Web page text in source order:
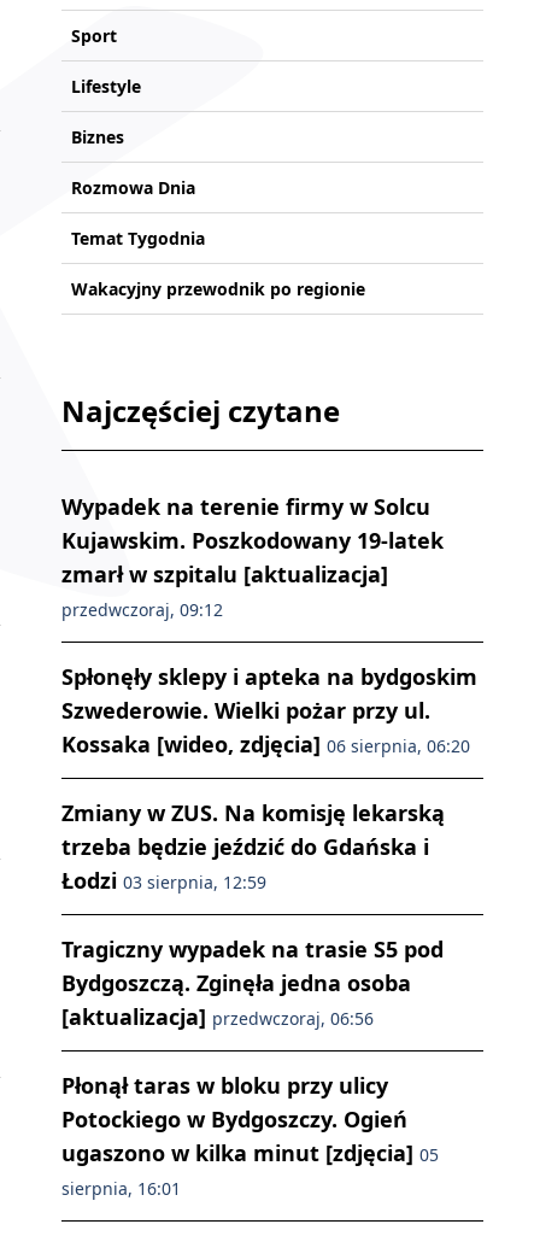
Sport
Lifestyle
Biznes
Rozmowa Dnia
Temat Tygodnia
Wakacyjny przewodnik po regionie
Najczęściej czytane
Wypadek na terenie firmy w Solcu
Kujawskim. Poszkodowany 19-latek
zmarł w szpitalu [aktualizacja]
przedwczoraj, 09:12
Spłonęły sklepy i apteka na bydgoskim
Szwederowie. Wielki pożar przy ul.
Kossaka [wideo, zdjęcia] 06 sierpnia, 06:20
Zmiany w ZUS. Na komisję lekarską
trzeba będzie jeździć do Gdańska i
Łodzi 03 sierpnia, 12:59
Tragiczny wypadek na trasie S5 pod
Bydgoszczą. Zginęła jedna osoba
[aktualizacja] przedwczoraj, 06:56
Płonął taras w bloku przy ulicy
Potockiego w Bydgoszczy. Ogień
ugaszono w kilka minut [zdjęcia] 05
sierpnia, 16:01